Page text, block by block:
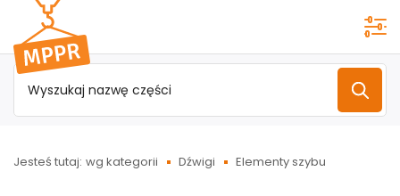
Przejdź do
menu
głównego
Jesteś tutaj: wg kategorii Dźwigi Elementy szybu